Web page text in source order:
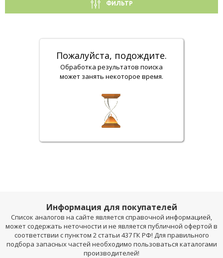
ФИЛЬТР
Пожалуйста, подождите.
Обработка результатов поиска
может занять некоторое время.
Информация для покупателей
Список аналогов на сайте является справочной информацией,
может содержать неточности и не является публичной офертой в
соответствии с пунктом 2 статьи 437 ГК РФ! Для правильного
подбора запасных частей необходимо пользоваться каталогами
производителей!